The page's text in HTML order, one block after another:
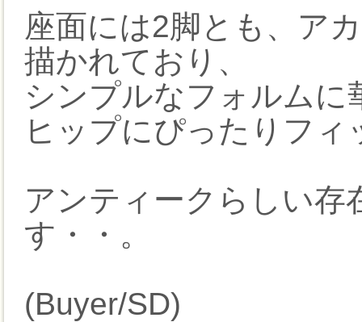
座面には2脚とも、ア
描かれており、
シンプルなフォルムに
ヒップにぴったりフ
アンティークらしい存
す・・。
(Buyer/SD)